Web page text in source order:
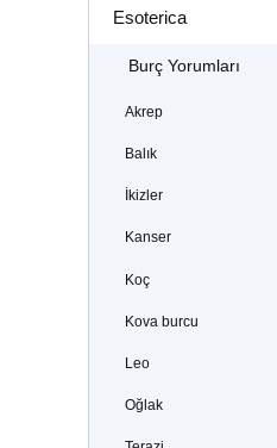
Esoterica
Burç Yorumları
Akrep
Balık
İkizler
Kanser
Koç
Kova burcu
Leo
Oğlak